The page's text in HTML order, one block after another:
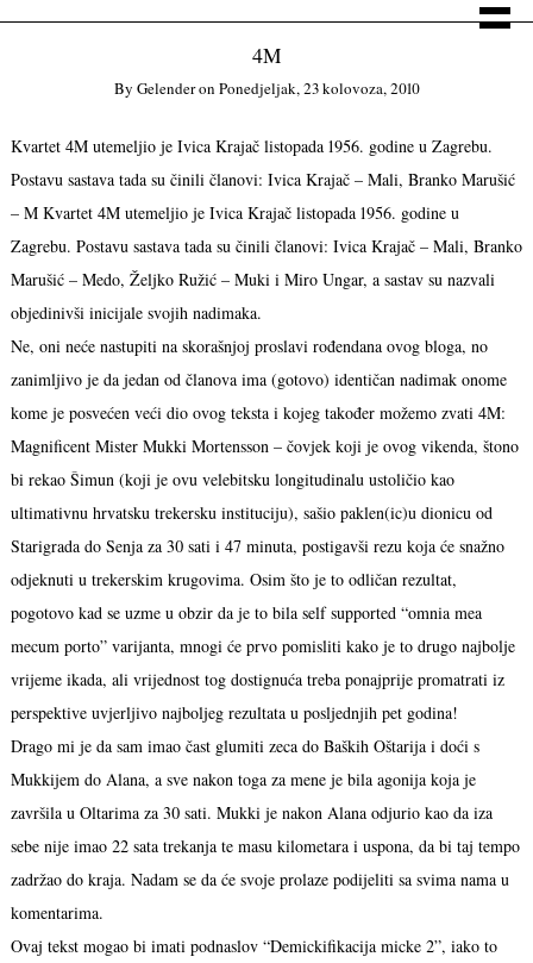
4M
By Gelenderon Ponedjeljak, 23 kolovoza, 2010
Kvartet 4M utemeljio je Ivica Krajač listopada 1956. godine u Zagrebu.
Postavu sastava tada su činili članovi: Ivica Krajač – Mali, Branko Marušić
– M Kvartet 4M utemeljio je Ivica Krajač listopada 1956. godine u
Zagrebu. Postavu sastava tada su činili članovi: Ivica Krajač – Mali, Branko
Marušić – Medo, Željko Ružić – Muki i Miro Ungar, a sastav su nazvali
objedinivši inicijale svojih nadimaka.
Ne, oni neće nastupiti na skorašnjoj proslavi rođendana ovog bloga, no
zanimljivo je da jedan od članova ima (gotovo) identičan nadimak onome
kome je posvećen veći dio ovog teksta i kojeg također možemo zvati 4M:
Magnificent Mister Mukki Mortensson – čovjek koji je ovog vikenda, štono
bi rekao Šimun (koji je ovu velebitsku longitudinalu ustoličio kao
ultimativnu hrvatsku trekersku instituciju), sašio paklen(ic)u dionicu od
Starigrada do Senja za 30 sati i 47 minuta, postigavši rezu koja će snažno
odjeknuti u trekerskim krugovima. Osim što je to odličan rezultat,
pogotovo kad se uzme u obzir da je to bila self supported “omnia mea
mecum porto” varijanta, mnogi će prvo pomisliti kako je to drugo najbolje
vrijeme ikada, ali vrijednost tog dostignuća treba ponajprije promatrati iz
perspektive uvjerljivo najboljeg rezultata u posljednjih pet godina!
Drago mi je da sam imao čast glumiti zeca do Baških Oštarija i doći s
Mukkijem do Alana, a sve nakon toga za mene je bila agonija koja je
završila u Oltarima za 30 sati. Mukki je nakon Alana odjurio kao da iza
sebe nije imao 22 sata trekanja te masu kilometara i uspona, da bi taj tempo
zadržao do kraja. Nadam se da će svoje prolaze podijeliti sa svima nama u
komentarima.
Ovaj tekst mogao bi imati podnaslov “Demickifikacija micke 2”, iako to